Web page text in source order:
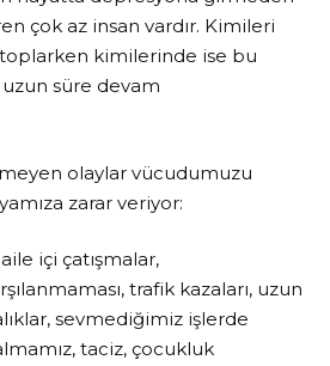
çok az insan vardır. Kimileri
kimilerinde ise bu
uzun süre devam
olaylar vücudumuzu
zarar veriyor:
içi çatışmalar,
trafik kazaları, uzun
sevmediğimiz işlerde
taciz, çocukluk